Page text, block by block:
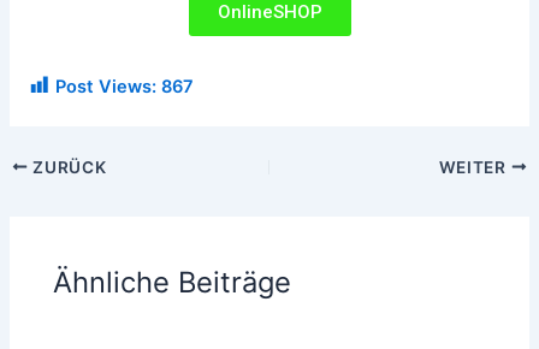
OnlineSHOP
Post Views: 867
ZURÜCK WEITER
Ähnliche Beiträge